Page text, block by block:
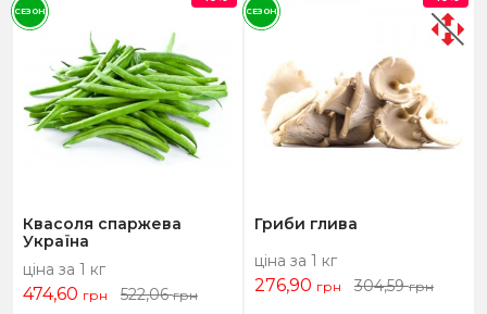
Квасоля спаржева
Україна
ціна за 1 кг
474,60 грн 522,06грн
СЕЗОН
Гриби глива
ціна за 1 кг
276,90 грн 304,59грн
СЕЗОН